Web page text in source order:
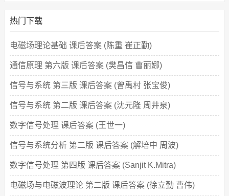
热门下载
电磁场理论基础 课后答案 (陈重 崔正勤)
通信原理 第六版 课后答案 (樊昌信 曹丽娜)
信号与系统 第三版 课后答案 (曾禹村 张宝俊)
信号与系统 第二版 课后答案 (沈元隆 周井泉)
数字信号处理 课后答案 (王世一)
信号与系统分析 第二版 课后答案 (解培中 周波)
数字信号处理 第四版 课后答案 (Sanjit K.Mitra)
电磁场与电磁波理论 第二版 课后答案 (徐立勤 曹伟)